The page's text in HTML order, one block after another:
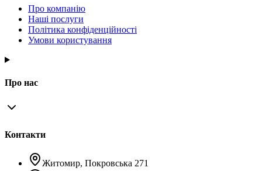
Про компанію
Наші послуги
Політика конфіденційності
Умови користування
Про нас
Контакти
Житомир, Покровська 271